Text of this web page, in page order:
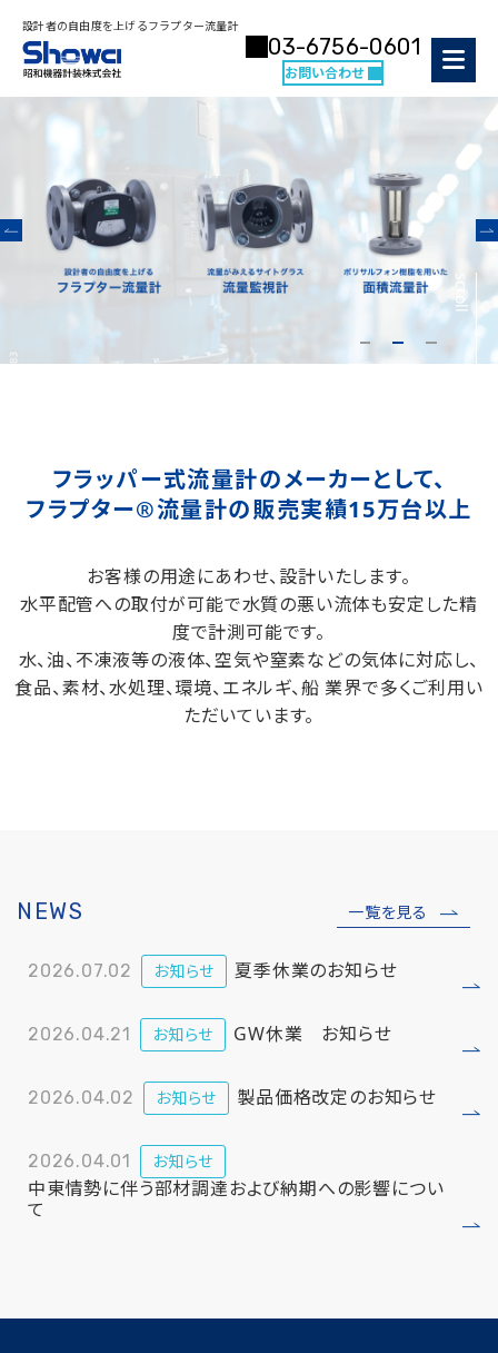
設計者の自由度を上げるフラプター流量計
03-6756-0601
お問い合わせ
scroll
フラッパー式流量計のメーカーとして、
フラプター®流量計の販売実績15万台以上
お客様の用途にあわせ、設計いたします。
水平配管への取付が可能で水質の悪い流体も安定した精
度で計測可能です。
水、油、不凍液等の液体、空気や窒素などの気体に対応し、
食品、素材、水処理、環境、エネルギ、船 業界で多くご利用い
ただいています。
NEWS 一覧を見る
2026.07.02 お知らせ 夏季休業のお知らせ
2026.04.21 お知らせ GW休業 お知らせ
2026.04.02 お知らせ 製品価格改定のお知らせ
2026.04.01 お知らせ
中東情勢に伴う部材調達および納期への影響につい
て